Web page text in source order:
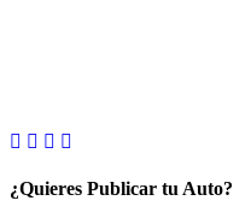
¿Quieres Publicar tu Auto?